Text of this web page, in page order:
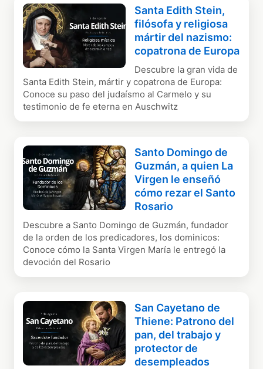
Santa Edith Stein,
filósofa y religiosa
mártir del nazismo:
copatrona de Europa
Descubre la gran vida de
Santa Edith Stein, mártir y copatrona de Europa:
Conoce su paso del judaísmo al Carmelo y su
testimonio de fe eterna en Auschwitz
Santo Domingo de
Guzmán, a quien La
Virgen le enseñó
cómo rezar el Santo
Rosario
Descubre a Santo Domingo de Guzmán, fundador
de la orden de los predicadores, los dominicos:
Conoce cómo la Santa Virgen María le entregó la
devoción del Rosario
San Cayetano de
Thiene: Patrono del
pan, del trabajo y
protector de
desempleados